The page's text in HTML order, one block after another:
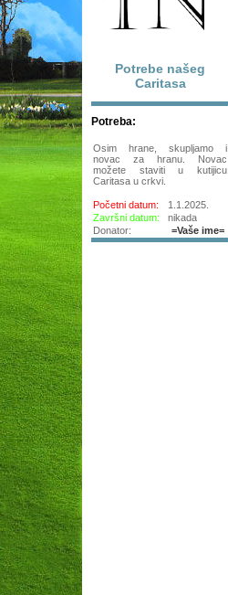
Potrebe našeg
Caritasa
Potreba:
Osim hrane, skupljamo i
novac za hranu. Novac
možete staviti u kutijicu
Caritasa u crkvi.
Početni datum:
1.1.2025.
Završni datum:
nikada
Donator:
=Vaše ime=